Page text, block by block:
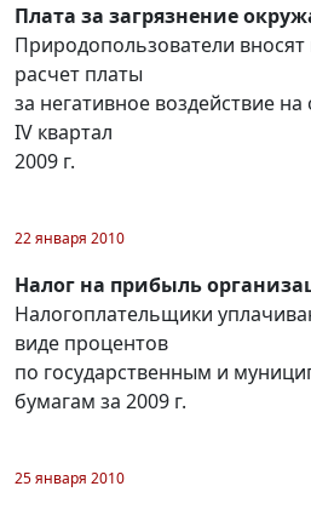
Плата за загрязнение
Природопользователи вносят
расчет платы
за негативное воздействие
IV квартал
2009 г.
22 января 2010
Налог на прибыль
Налогоплательщики
виде процентов
по государственным и
бумагам за 2009 г.
25 января 2010